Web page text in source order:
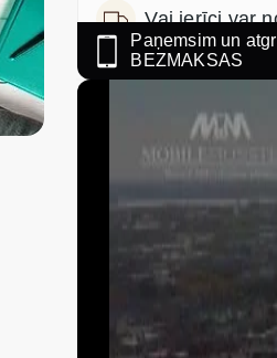
Vai ierīci var
Paņemsim un
BEZMAKSAS